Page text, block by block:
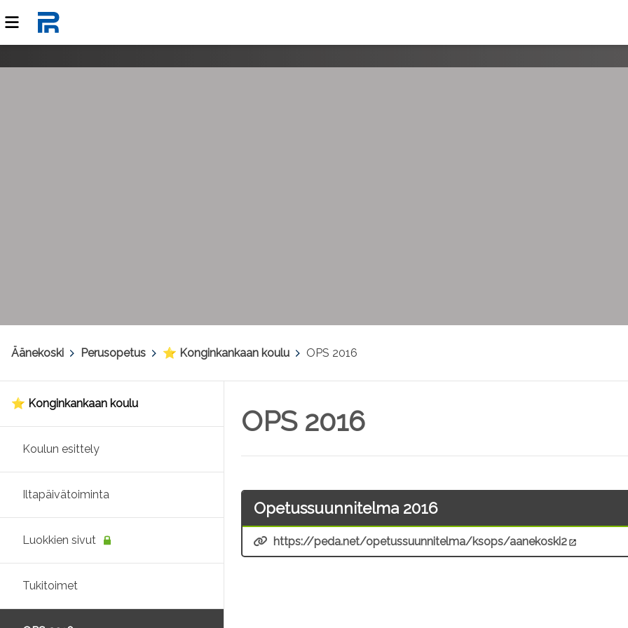
Äänekoski Perusopetus ⭐ Konginkankaan koulu OPS 2016
OPS 2016
Opetussuunnitelma 2016
https://peda.net/opetussuunnitelma/ksops/aanekoski2
⭐ Konginkankaan koulu
Koulun esittely
Iltapäivätoiminta
Luokkien sivut
Tukitoimet